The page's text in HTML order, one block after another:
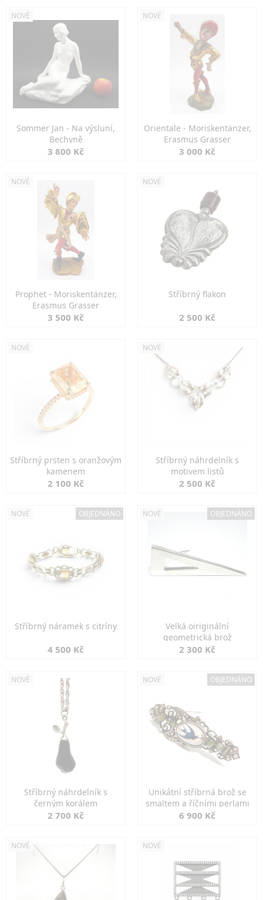
NOVÉ
Sommer Jan - Na výsluní,
Bechyně
3 800 Kč
NOVÉ
Orientale - Moriskentänzer,
Erasmus Grasser
3 000 Kč
NOVÉ
Prophet - Moriskentänzer,
Erasmus Grasser
3 500 Kč
NOVÉ
Stříbrný flakon
2 500 Kč
NOVÉ
Stříbrný prsten s oranžovým
kamenem
2 100 Kč
NOVÉ
Stříbrný náhrdelník s
motivem listů
2 500 Kč
NOVÉ OBJEDNÁNO
Stříbrný náramek s citríny
4 500 Kč
NOVÉ OBJEDNÁNO
Velká oiriginální
geometrická brož
2 300 Kč
NOVÉ
Stříbrný náhrdelník s
černým korálem
2 700 Kč
NOVÉ OBJEDNÁNO
Unikátní stříbrná brož se
smaltem a říčními perlami
6 900 Kč
NOVÉ NOVÉ